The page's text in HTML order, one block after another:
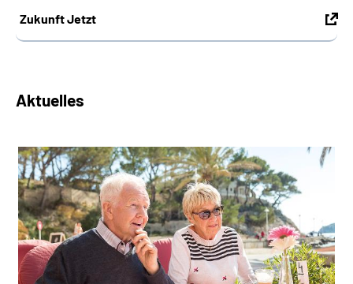
Zukunft Jetzt
Aktuelles